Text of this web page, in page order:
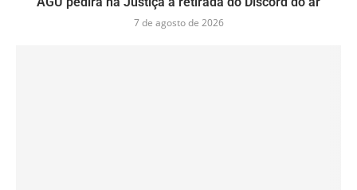
7 de agosto de 2026